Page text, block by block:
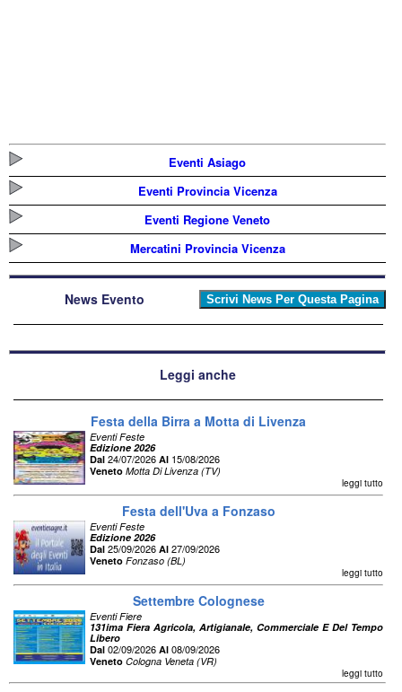
Eventi Asiago
Eventi Provincia Vicenza
Eventi Regione Veneto
Mercatini Provincia Vicenza
News Evento
Leggi anche
Festa della Birra a Motta di Livenza
Eventi Feste
Edizione 2026
Dal 24/07/2026 Al 15/08/2026
Veneto Motta Di Livenza (TV)
leggi tutto
Festa dell'Uva a Fonzaso
Eventi Feste
Edizione 2026
Dal 25/09/2026 Al 27/09/2026
Veneto Fonzaso (BL)
leggi tutto
Settembre Colognese
Eventi Fiere
131ima Fiera Agricola, Artigianale, Commerciale E Del Tempo
Libero
Dal 02/09/2026 Al 08/09/2026
Veneto Cologna Veneta (VR)
leggi tutto